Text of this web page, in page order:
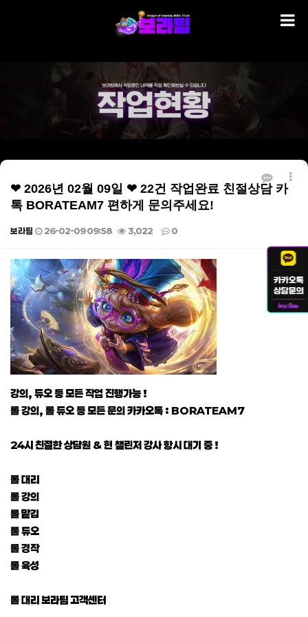
❤ 2026년 02월 09일 ❤ 22건 작업완료 친절상담 카
톡 BORATEAM7 편하게 문의주세요!
보라팀 26-02-09 09:58 3,022 0
본문
강의, 듀오 등 모든 작업 진행가능 !
롤 강의, 롤 듀오 등 모든 문의 카카오톡 : BORATEAM7
24시 친절한 상담원 & 현 챌린저 강사 항시 대기 중 !
롤 대리
롤 강의
롤 맡김
롤 듀오
롤 경작
롤 육성
롤 대리 보라팀 고객센터